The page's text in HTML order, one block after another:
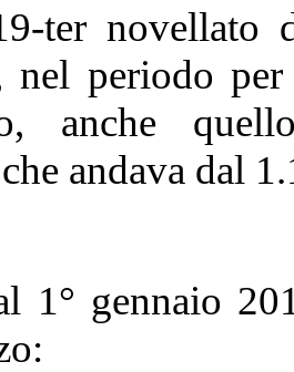
ter
nel periodo
anche
andava dal
1° gennaio